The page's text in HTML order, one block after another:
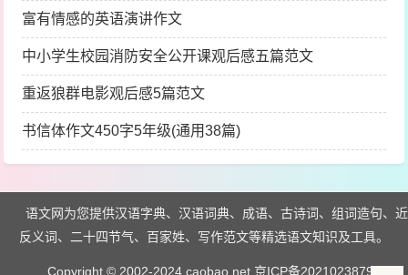
富有情感的英语演讲作文
中小学生校园消防安全公开课观后感五篇范文
重返狼群电影观后感5篇范文
书信体作文450字5年级(通用38篇)
语文网为您提供汉语字典、汉语词典、成语、古诗词、组词造句、近
反义词、二十四节气、百家姓、写作范文等精选语文知识及工具。
Copyright © 2002-2024 caobao.net 京ICP备2021023879号